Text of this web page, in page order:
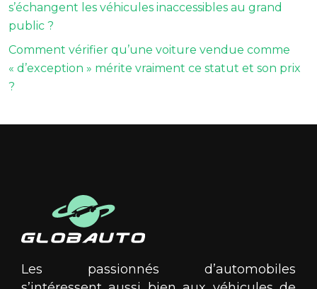
s’échangent les véhicules inaccessibles au grand
public ?
Comment vérifier qu’une voiture vendue comme
« d’exception » mérite vraiment ce statut et son prix
?
Les passionnés d’automobiles